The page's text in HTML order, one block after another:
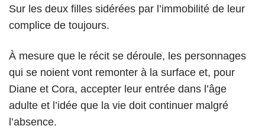
Sur les deux filles sidérées par l’immobilité de leur
complice de toujours.
À mesure que le récit se déroule, les personnages
qui se noient vont remonter à la surface et, pour
Diane et Cora, accepter leur entrée dans l’âge
adulte et l’idée que la vie doit continuer malgré
l’absence.